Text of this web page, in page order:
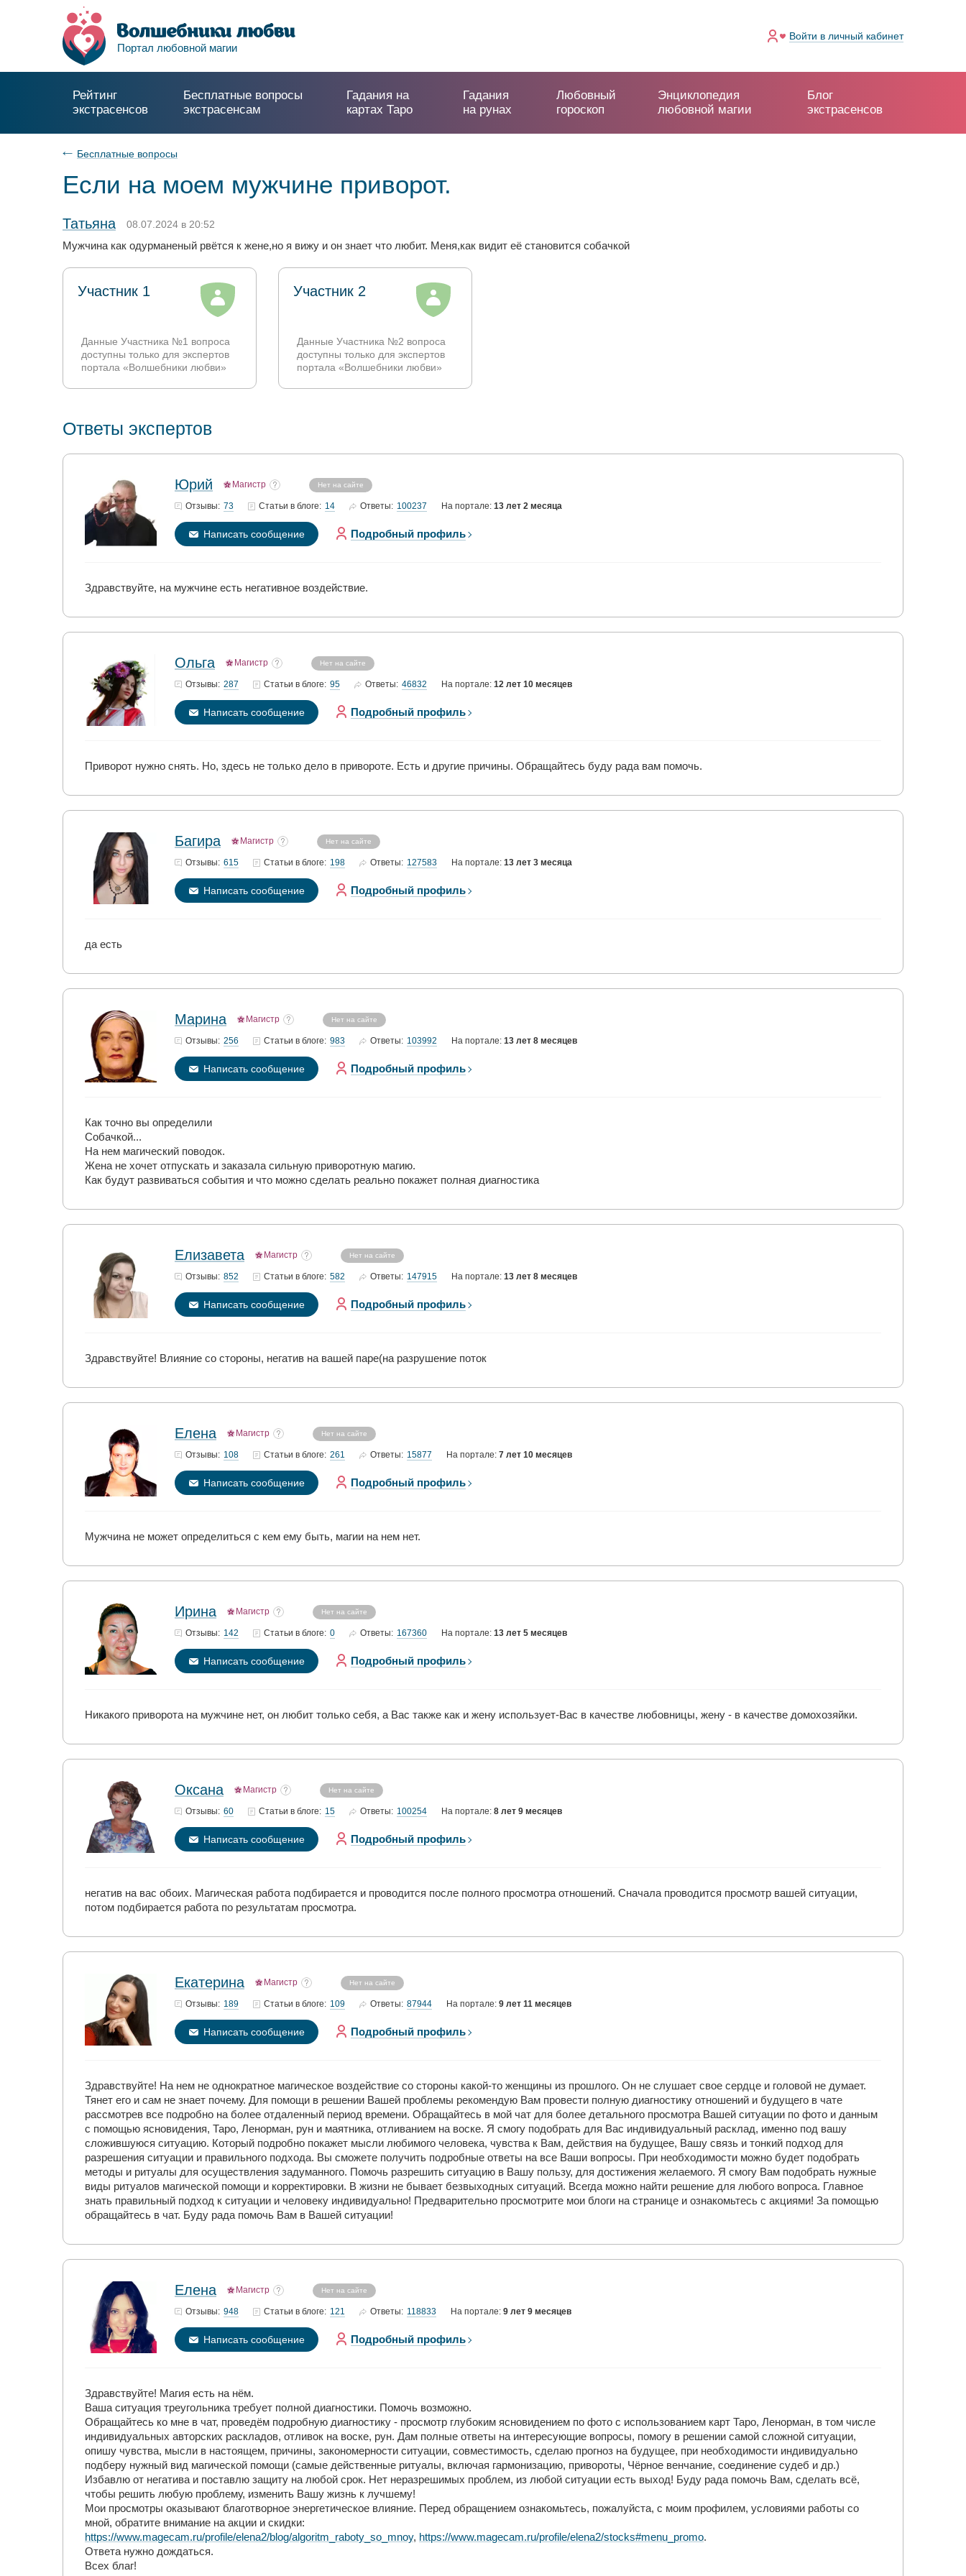
Портал любовной магии
Войти в личный кабинет
Рейтинг
экстрасенсов
Бесплатные вопросы
экстрасенсам
Гадания на
картах Таро
Гадания
на рунах
Любовный
гороскоп
Энциклопедия
любовной магии
Блог
экстрасенсов
Бесплатные вопросы
Если на моем мужчине приворот.
Татьяна 08.07.2024 в 20:52
Мужчина как одурманеный рвётся к жене,но я вижу и он знает что любит. Меня,как видит её становится собачкой
Участник 1
Данные Участника №1 вопроса
доступны только для экспертов
портала «Волшебники любви»
Участник 2
Данные Участника №2 вопроса
доступны только для экспертов
портала «Волшебники любви»
Ответы экспертов
Юрий Магистр Нет на сайте
Отзывы: 73 Статьи в блоге: 14 Ответы: 100237 На портале: 13 лет 2 месяца
Написать сообщение Подробный профиль
Здравствуйте, на мужчине есть негативное воздействие.
Ольга Магистр Нет на сайте
Отзывы: 287 Статьи в блоге: 95 Ответы: 46832 На портале: 12 лет 10 месяцев
Написать сообщение Подробный профиль
Приворот нужно снять. Но, здесь не только дело в привороте. Есть и другие причины. Обращайтесь буду рада вам помочь.
Багира Магистр Нет на сайте
Отзывы: 615 Статьи в блоге: 198 Ответы: 127583 На портале: 13 лет 3 месяца
Написать сообщение Подробный профиль
да есть
Марина Магистр Нет на сайте
Отзывы: 256 Статьи в блоге: 983 Ответы: 103992 На портале: 13 лет 8 месяцев
Написать сообщение Подробный профиль
Как точно вы определили
Собачкой...
На нем магический поводок.
Жена не хочет отпускать и заказала сильную приворотную магию.
Как будут развиваться события и что можно сделать реально покажет полная диагностика
Елизавета Магистр Нет на сайте
Отзывы: 852 Статьи в блоге: 582 Ответы: 147915 На портале: 13 лет 8 месяцев
Написать сообщение Подробный профиль
Здравствуйте! Влияние со стороны, негатив на вашей паре(на разрушение поток
Елена Магистр Нет на сайте
Отзывы: 108 Статьи в блоге: 261 Ответы: 15877 На портале: 7 лет 10 месяцев
Написать сообщение Подробный профиль
Мужчина не может определиться с кем ему быть, магии на нем нет.
Ирина Магистр Нет на сайте
Отзывы: 142 Статьи в блоге: 0 Ответы: 167360 На портале: 13 лет 5 месяцев
Написать сообщение Подробный профиль
Никакого приворота на мужчине нет, он любит только себя, а Вас также как и жену использует-Вас в качестве любовницы, жену - в качестве домохозяйки.
Оксана Магистр Нет на сайте
Отзывы: 60 Статьи в блоге: 15 Ответы: 100254 На портале: 8 лет 9 месяцев
Написать сообщение Подробный профиль
негатив на вас обоих. Магическая работа подбирается и проводится после полного просмотра отношений. Сначала проводится просмотр вашей ситуации,
потом подбирается работа по результатам просмотра.
Екатерина Магистр Нет на сайте
Отзывы: 189 Статьи в блоге: 109 Ответы: 87944 На портале: 9 лет 11 месяцев
Написать сообщение Подробный профиль
Здравствуйте! На нем не однократное магическое воздействие со стороны какой-то женщины из прошлого. Он не слушает свое сердце и головой не думает.
Тянет его и сам не знает почему. Для помощи в решении Вашей проблемы рекомендую Вам провести полную диагностику отношений и будущего в чате
рассмотрев все подробно на более отдаленный период времени. Обращайтесь в мой чат для более детального просмотра Вашей ситуации по фото и данным
с помощью ясновидения, Таро, Ленорман, рун и маятника, отливанием на воске. Я смогу подобрать для Вас индивидуальный расклад, именно под вашу
сложившуюся ситуацию. Который подробно покажет мысли любимого человека, чувства к Вам, действия на будущее, Вашу связь и тонкий подход для
разрешения ситуации и правильного подхода. Вы сможете получить подробные ответы на все Ваши вопросы. При необходимости можно будет подобрать
методы и ритуалы для осуществления задуманного. Помочь разрешить ситуацию в Вашу пользу, для достижения желаемого. Я смогу Вам подобрать нужные
виды ритуалов магической помощи и корректировки. В жизни не бывает безвыходных ситуаций. Всегда можно найти решение для любого вопроса. Главное
знать правильный подход к ситуации и человеку индивидуально! Предварительно просмотрите мои блоги на странице и ознакомьтесь с акциями! За помощью
обращайтесь в чат. Буду рада помочь Вам в Вашей ситуации!
Елена Магистр Нет на сайте
Отзывы: 948 Статьи в блоге: 121 Ответы: 118833 На портале: 9 лет 9 месяцев
Написать сообщение Подробный профиль
Здравствуйте! Магия есть на нём.
Ваша ситуация треугольника требует полной диагностики. Помочь возможно.
Обращайтесь ко мне в чат, проведём подробную диагностику - просмотр глубоким ясновидением по фото с использованием карт Таро, Ленорман, в том числе
индивидуальных авторских раскладов, отливок на воске, рун. Дам полные ответы на интересующие вопросы, помогу в решении самой сложной ситуации,
опишу чувства, мысли в настоящем, причины, закономерности ситуации, совместимость, сделаю прогноз на будущее, при необходимости индивидуально
подберу нужный вид магической помощи (самые действенные ритуалы, включая гармонизацию, привороты, Чёрное венчание, соединение судеб и др.)
Избавлю от негатива и поставлю защиту на любой срок. Нет неразрешимых проблем, из любой ситуации есть выход! Буду рада помочь Вам, сделать всё,
чтобы решить любую проблему, изменить Вашу жизнь к лучшему!
Мои просмотры оказывают благотворное энергетическое влияние. Перед обращением ознакомьтесь, пожалуйста, с моим профилем, условиями работы со
мной, обратите внимание на акции и скидки:
https://www.magecam.ru/profile/elena2/blog/algoritm_raboty_so_mnoy, https://www.magecam.ru/profile/elena2/stocks#menu_promo.
Ответа нужно дождаться.
Всех благ!